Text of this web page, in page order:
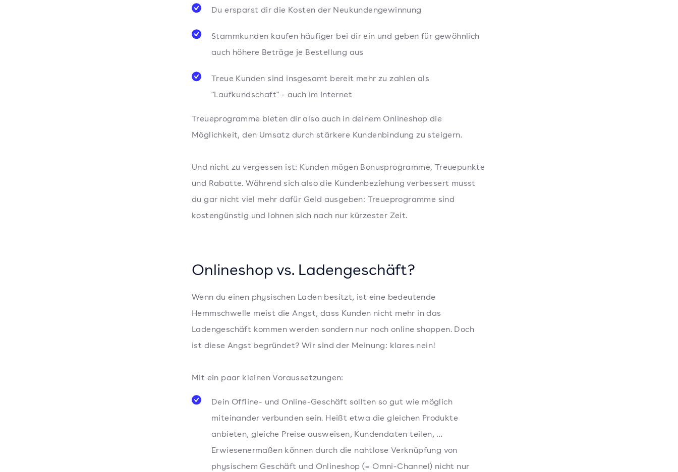
Du ersparst dir die Kosten der Neukundengewinnung
Stammkunden kaufen häufiger bei dir ein und geben für gewöhnlich
auch höhere Beträge je Bestellung aus
Treue Kunden sind insgesamt bereit mehr zu zahlen als
"Laufkundschaft" - auch im Internet
Treueprogramme bieten dir also auch in deinem Onlineshop die
Möglichkeit, den Umsatz durch stärkere Kundenbindung zu steigern.
Und nicht zu vergessen ist: Kunden mögen Bonusprogramme, Treuepunkte
und Rabatte. Während sich also die Kundenbeziehung verbessert musst
du gar nicht viel mehr dafür Geld ausgeben: Treueprogramme sind
kostengünstig und lohnen sich nach nur kürzester Zeit.
Onlineshop vs. Ladengeschäft?
Wenn du einen physischen Laden besitzt, ist eine bedeutende
Hemmschwelle meist die Angst, dass Kunden nicht mehr in das
Ladengeschäft kommen werden sondern nur noch online shoppen. Doch
ist diese Angst begründet? Wir sind der Meinung: klares nein!
Mit ein paar kleinen Voraussetzungen:
Dein Offline- und Online-Geschäft sollten so gut wie möglich
miteinander verbunden sein. Heißt etwa die gleichen Produkte
anbieten, gleiche Preise ausweisen, Kundendaten teilen, …
Erwiesenermaßen können durch die nahtlose Verknüpfung von
physischem Geschäft und Onlineshop (= Omni-Channel) nicht nur